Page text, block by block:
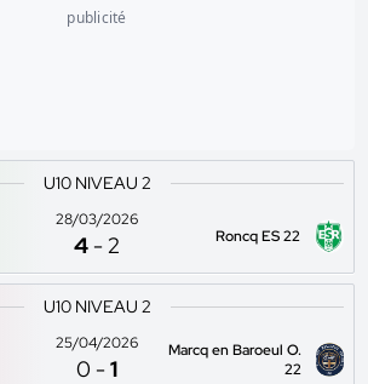
publicité
U10 NIVEAU 2
28/03/2026
4 -2 Roncq ES 22
U10 NIVEAU 2
25/04/2026
0 -1
Marcq en Baroeul O.
22